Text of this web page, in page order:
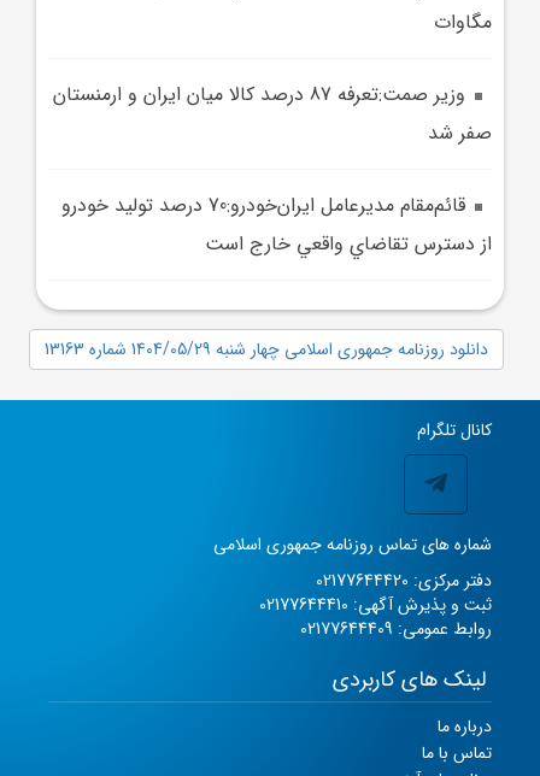
مگاوات
وزير صمت:تعرفه 87 درصد کالا ميان ايران و ارمنستان
صفر شد
قائم‌مقام مديرعامل ايران‌خودرو:70 درصد توليد خودرو
از دسترس تقاضاي واقعي خارج است
دانلود روزنامه جمهوری اسلامی چهار شنبه 1404/05/29 شماره 13163
کانال تلگرام
شماره های تماس روزنامه جمهوری اسلامی
دفتر مرکزی: 02177644420
ثبت و پذیرش آگهی: 02177644410
روابط عمومی: 02177644409
لینک های کاربردی
درباره ما
تماس با ما